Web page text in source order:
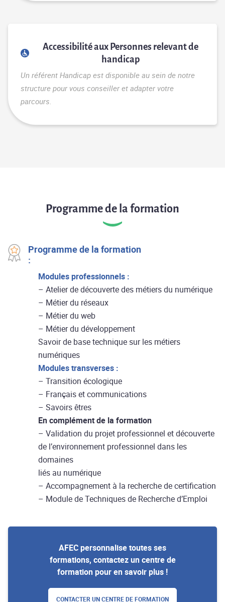
Accessibilité aux Personnes relevant de
handicap
Un référent Handicap est disponible au sein de notre
structure pour vous conseiller et adapter votre
parcours.
Programme de la formation
Programme de la formation
:
Modules professionnels :
– Atelier de découverte des métiers du numérique
– Métier du réseaux
– Métier du web
– Métier du développement
Savoir de base technique sur les métiers
numériques
Modules transverses :
– Transition écologique
– Français et communications
– Savoirs êtres
En complément de la formation
– Validation du projet professionnel et découverte
de l’environnement professionnel dans les
domaines
liés au numérique
– Accompagnement à la recherche de certification
– Module de Techniques de Recherche d’Emploi
AFEC personnalise toutes ses
formations, contactez un centre de
formation pour en savoir plus !
CONTACTER UN CENTRE DE FORMATION